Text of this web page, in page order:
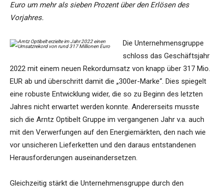
Euro um mehr als sieben Prozent über den Erlösen des
Vorjahres.
Die Unternehmensgruppe
schloss das Geschäftsjahr
2022 mit einem neuen Rekordumsatz von knapp über 317 Mio.
EUR ab und überschritt damit die „300er-Marke“. Dies spiegelt
eine robuste Entwicklung wider, die so zu Beginn des letzten
Jahres nicht erwartet werden konnte. Andererseits musste
sich die Arntz Optibelt Gruppe im vergangenen Jahr v.a. auch
mit den Verwerfungen auf den Energiemärkten, den nach wie
vor unsicheren Lieferketten und den daraus entstandenen
Herausforderungen auseinandersetzen.
Gleichzeitig stärkt die Unternehmensgruppe durch den